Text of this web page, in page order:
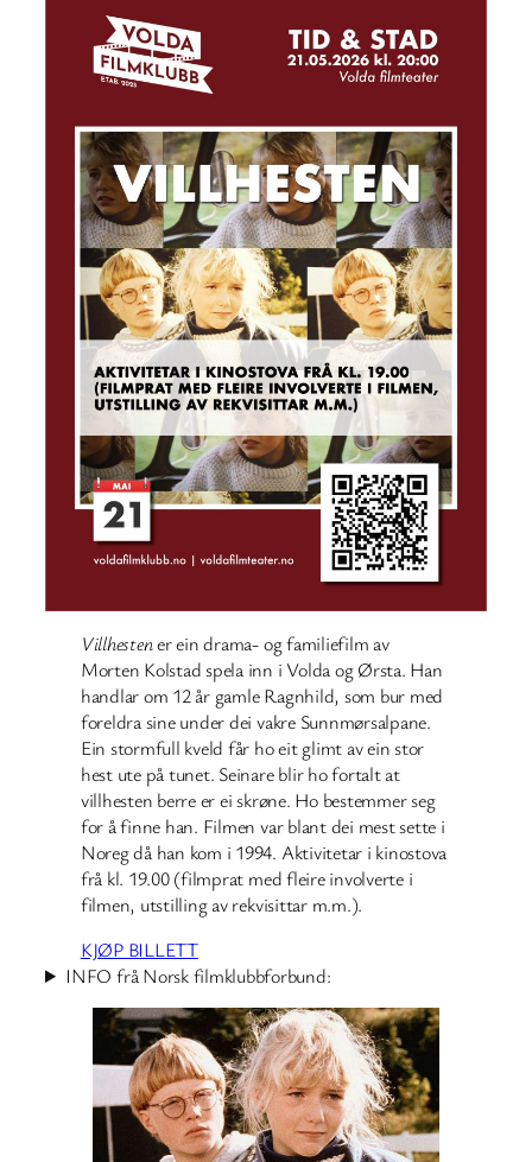
Villhestener ein drama- og familiefilm av
Morten Kolstad spela inn i Volda og Ørsta. Han
handlar om 12 år gamle Ragnhild, som bur med
foreldra sine under dei vakre Sunnmørsalpane.
Ein stormfull kveld får ho eit glimt av ein stor
hest ute på tunet. Seinare blir ho fortalt at
villhesten berre er ei skrøne. Ho bestemmer seg
for å finne han. Filmen var blant dei mest sette i
Noreg då han kom i 1994. Aktivitetar i kinostova
frå kl. 19.00 (filmprat med fleire involverte i
filmen, utstilling av rekvisittar m.m.).
KJØP BILLETT
INFO frå Norsk filmklubbforbund: